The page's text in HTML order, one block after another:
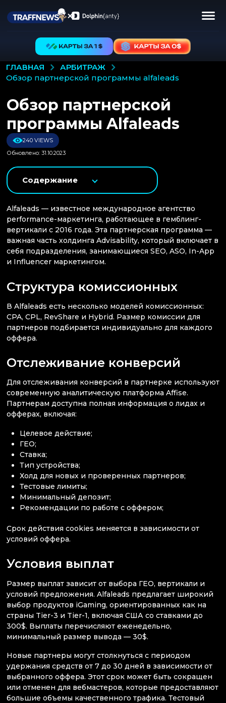
ГЛАВНАЯ
АРБИТРАЖ
обзор партнерской программы alfaleads
Обзор партнерской
программы Alfaleads
240 VIEWS
Обновлено: 31.10.2023
Содержание
Alfaleads — известное международное агентство
performance-маркетинга, работающее в гемблинг-
вертикали с 2016 года. Эта партнерская программа —
важная часть холдинга Advisability, который включает в
себя подразделения, занимающиеся SEO, ASO, In-App
и Influencer маркетингом.
Структура комиссионных
В Alfaleads есть несколько моделей комиссионных:
CPA, CPL, RevShare и Hybrid. Размер комиссии для
партнеров подбирается индивидуально для каждого
оффера.
Отслеживание конверсий
Для отслеживания конверсий в партнерке используют
современную аналитическую платформа Affise.
Партнерам доступна полная информация о лидах и
офферах, включая:
Целевое действие;
ГЕО;
Ставка;
Тип устройства;
Холд для новых и проверенных партнеров;
Тестовые лимиты;
Минимальный депозит;
Рекомендации по работе с оффером;
Срок действия cookies меняется в зависимости от
условий оффера.
Условия выплат
Размер выплат зависит от выбора ГЕО, вертикали и
условий предложения. Alfaleads предлагает широкий
выбор продуктов iGaming, ориентированных как на
страны Tier-3 и Tier-1, включая США со ставками до
300$. Выплаты перечисляют еженедельно,
минимальный размер вывода — 30$.
Новые партнеры могут столкнуться с периодом
удержания средств от 7 до 30 дней в зависимости от
выбранного оффера. Этот срок может быть сокращен
или отменен для вебмастеров, которые предоставляют
большие объемы качественного трафика. Тестовый